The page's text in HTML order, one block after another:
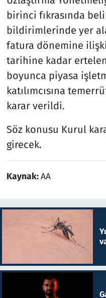
birinci fıkrasında
bildirimlerinde yer
fatura dönemine
tarihine kadar
boyunca piyasa
katılımcısına
karar verildi.
Söz konusu Kurul
girecek.
Kaynak:AA